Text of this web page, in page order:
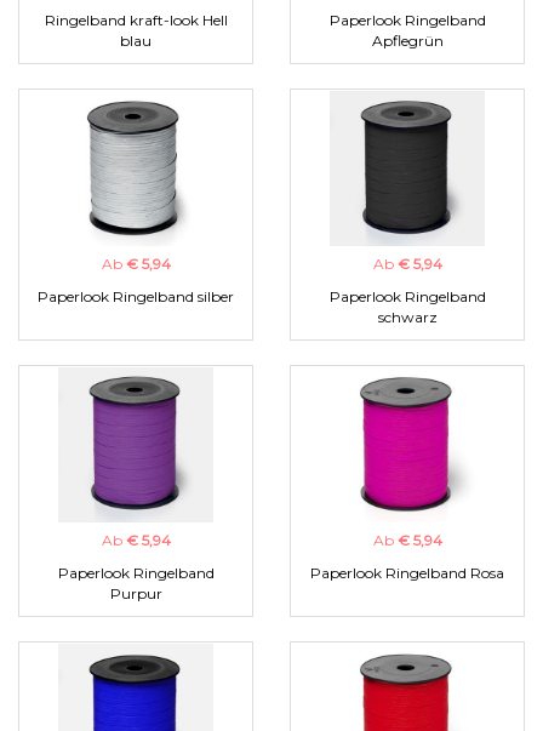
Ringelband kraft-look Hell
blau
Paperlook Ringelband
Apflegrün
Ab € 5,94
Paperlook Ringelband silber
Ab € 5,94
Paperlook Ringelband
schwarz
Ab € 5,94
Paperlook Ringelband
Purpur
Ab € 5,94
Paperlook Ringelband Rosa